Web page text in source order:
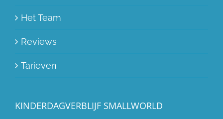
Het Team
Reviews
Tarieven
KINDERDAGVERBLIJF SMALLWORLD